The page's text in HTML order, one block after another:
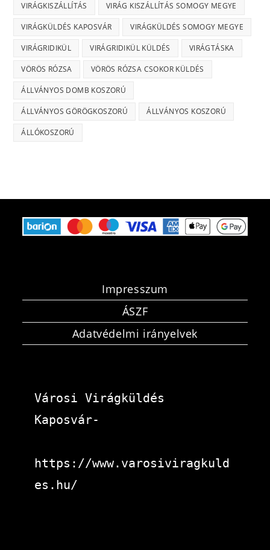
VIRÁGKISZÁLLÍTÁS VIRÁG KISZÁLLÍTÁS SOMOGY MEGYE
VIRÁGKÜLDÉS KAPOSVÁR VIRÁGKÜLDÉS SOMOGY MEGYE
VIRÁGRIDIKÜL VIRÁGRIDIKÜL KÜLDÉS VIRÁGTÁSKA
VÖRÖS RÓZSA VÖRÖS RÓZSA CSOKOR KÜLDÉS
ÁLLVÁNYOS DOMB KOSZORÚ
ÁLLVÁNYOS GÖRÖGKOSZORÚ ÁLLVÁNYOS KOSZORÚ
ÁLLÓKOSZORÚ
Impresszum
ÁSZF
Adatvédelmi irányelvek
Városi Virágküldés
Kaposvár-
https://www.varosiviragkuld
es.hu/